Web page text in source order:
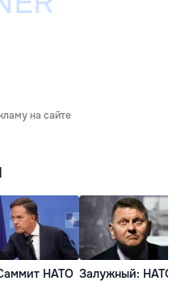
на сайте
НАТО Залужный: НАТО